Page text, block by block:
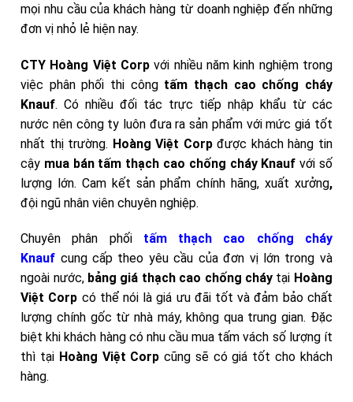
mọi nhu cầu của khách hàng từ doanh nghiệp đến những
đơn vị nhỏ lẻ hiện nay.
CTY Hoàng Việt Corp với nhiều năm kinh nghiệm trong
việc phân phối thi công tấm thạch cao chống cháy
Knauf. Có nhiều đối tác trực tiếp nhập khẩu từ các
nước nên công ty luôn đưa ra sản phẩm với mức giá tốt
nhất thị trường. Hoàng Việt Corpđược khách hàng tin
cậy mua bán tấm thạch cao chống cháy Knauf với số
lượng lớn. Cam kết sản phẩm chính hãng, xuất xưởng,
đội ngũ nhân viên chuyên nghiệp.
Chuyên phân phối tấm thạch cao chống cháy
Knauf cung cấp theo yêu cầu của đơn vị lớn trong và
ngoài nước, bảng giá thạch cao chống cháy tại Hoàng
Việt Corp có thể nói là giá ưu đãi tốt và đảm bảo chất
lượng chính gốc từ nhà máy, không qua trung gian. Đặc
biệt khi khách hàng có nhu cầu mua tấm vách số lượng ít
thì tại Hoàng Việt Corp cũng sẽ có giá tốt cho khách
hàng.